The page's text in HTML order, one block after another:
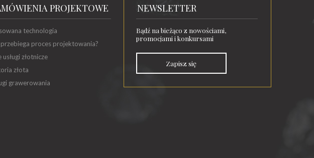
PROJEKTOWE
technologia
przebiega proces projektowania?
usługi złotnicze
złota
grawerowania
NEWSLETTER
Bądź na bieżąco z nowościami,
promocjami i konkursami
Zapisz się